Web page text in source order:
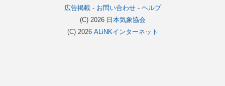
広告掲載- お問い合わせ- ヘルプ
(C) 2026 日本気象協会
(C) 2026 ALiNKインターネット